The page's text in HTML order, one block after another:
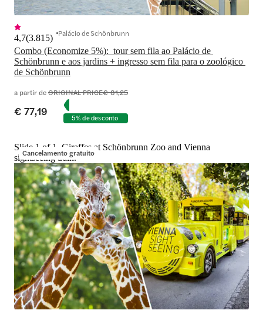
Combo (Economize 5%):  tour sem fila ao Palácio de
Schönbrunn e aos jardins + ingresso sem fila para o zoológico
de Schönbrunn
4,7(3.815) Palácio de Schönbrunn
a partir deORIGINAL PRICE€ 81,25
€ 77,19 5% de desconto
Cancelamento gratuito
Slide 1 of 1, Giraffes at Schönbrunn Zoo and Vienna
sightseeing train.